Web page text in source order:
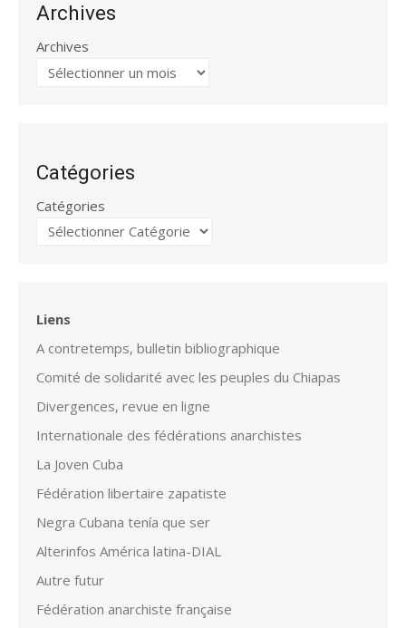
Archives
Archives
Catégories
Catégories
Liens
A contretemps, bulletin bibliographique
Comité de solidarité avec les peuples du Chiapas
Divergences, revue en ligne
Internationale des fédérations anarchistes
La Joven Cuba
Fédération libertaire zapatiste
Negra Cubana tenía que ser
Alterinfos América latina-DIAL
Autre futur
Fédération anarchiste française